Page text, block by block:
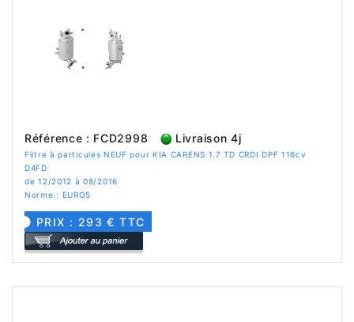
Référence : FCD2998 Livraison 4j
Filtre à particules NEUF pour KIA CARENS 1.7 TD CRDI DPF 116cv
D4FD
de 12/2012 à 08/2016
Norme : EURO5
PRIX : 293 € TTC